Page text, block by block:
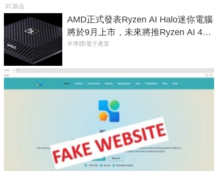
3C新品
AMD正式發表Ryzen AI Halo迷你電腦
將於9月上市，未來將推Ryzen AI 400
Max系列處理器與對應升級版
半導體/電子產業